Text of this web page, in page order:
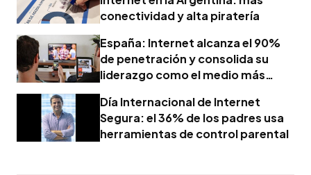
conectividad y alta piratería
España: Internet alcanza el 90%
de penetración y consolida su
liderazgo como el medio más
Día Internacional de Internet
Segura: el 36% de los padres usa
herramientas de control parental